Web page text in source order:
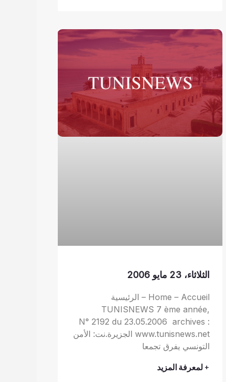
الثلاثاء، 23 مايو 2006
Home – Accueil – الرئيسية
TUNISNEWS 7 ème année,
N° 2192 du 23.05.2006 archives :
www.tunisnews.net الجزيرة.نت: الأمن
التونسي يفرق تجمعا
+ لمعرفة المزيد